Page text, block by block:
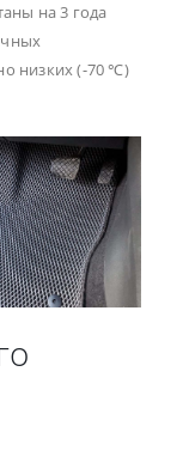
на 3 года
низких (-70 ℃)